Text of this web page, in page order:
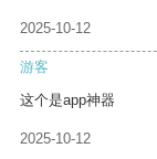
2025-10-12
游客
这个是app神器
2025-10-12